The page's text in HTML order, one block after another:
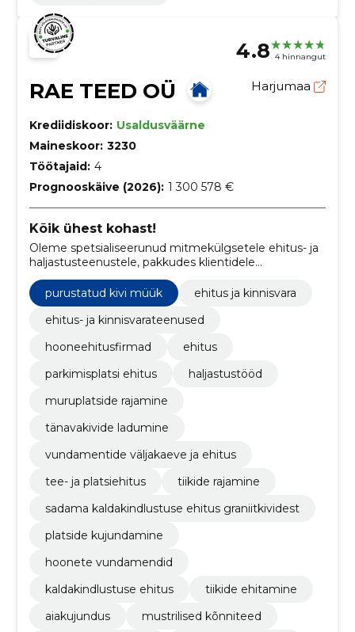
4.8 4 hinnangut
RAE TEED OÜ Harjumaa
Krediidiskoor: Usaldusväärne
Maineskoor: 3230
Töötajaid: 4
Prognooskäive (2026): 1 300 578 €
Kõik ühest kohast!
Oleme spetsialiseerunud mitmekülgsetele ehitus- ja
haljastusteenustele, pakkudes klientidele
professionaalset abi teede, platside, aedade, tiikide
ning kogu väliskeskkonna kujundamisel.
purustatud kivi müük
ehitus ja kinnisvara
ehitus- ja kinnisvarateenused
hooneehitusfirmad
ehitus
parkimisplatsi ehitus
haljastustööd
muruplatside rajamine
tänavakivide ladumine
vundamentide väljakaeve ja ehitus
tee- ja platsiehitus
tiikide rajamine
sadama kaldakindlustuse ehitus graniitkividest
platside kujundamine
hoonete vundamendid
kaldakindlustuse ehitus
tiikide ehitamine
aiakujundus
mustrilised kõnniteed